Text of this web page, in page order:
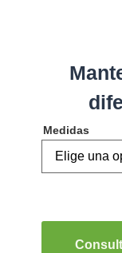
Medidas